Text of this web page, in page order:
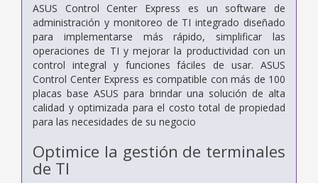
ASUS Control Center Express es un software de
administración y monitoreo de TI integrado diseñado
para implementarse más rápido, simplificar las
operaciones de TI y mejorar la productividad con un
control integral y funciones fáciles de usar. ASUS
Control Center Express es compatible con más de 100
placas base ASUS para brindar una solución de alta
calidad y optimizada para el costo total de propiedad
para las necesidades de su negocio
Optimice la gestión de terminales
de TI